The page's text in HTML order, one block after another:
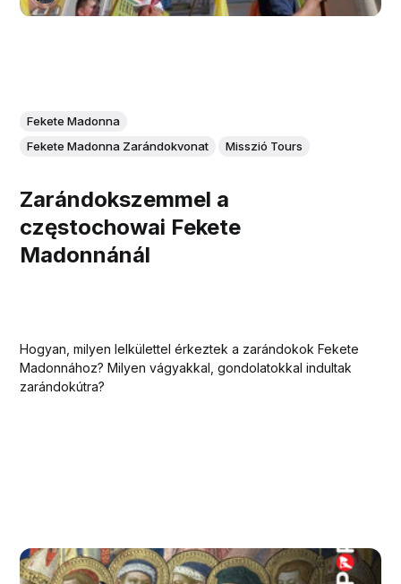
Fekete Madonna
Fekete Madonna Zarándokvonat
Misszió Tours
Zarándokszemmel a
częstochowai Fekete
Madonnánál
Hogyan, milyen lelkülettel érkeztek a zarándokok Fekete
Madonnához? Milyen vágyakkal, gondolatokkal indultak
zarándokútra?